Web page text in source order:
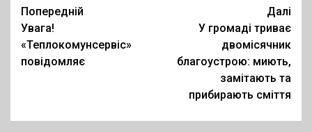
Post
navigation
Попередній
Увага!
«Теплокомунсервіс»
повідомляє
Далі
У громаді триває
двомісячник
благоустрою: миють,
замітають та
прибирають сміття